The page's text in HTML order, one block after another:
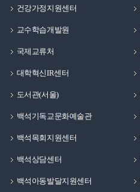
건강가정지원센터
교수학습개발원
국제교류처
대학혁신IR센터
도서관(서울)
백석기독교문화예술관
백석목회지원센터
백석상담센터
백석아동발달지원센터